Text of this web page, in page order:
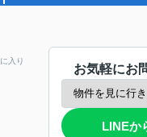
入り
お気軽にお
LINEか